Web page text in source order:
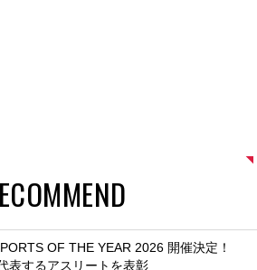
OF THE YEAR 2026 開催決定！
表するアスリートを表彰